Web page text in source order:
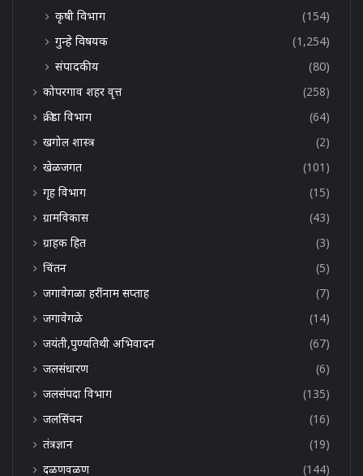
कृषी विभाग
(154)
गुन्हे विषयक
(1,254)
संपादकीय
(80)
कोपरगाव शहर वृत्त
(258)
क्रीडा विभाग
(64)
खगोल शास्त्र
(2)
खेळजगत
(101)
गृह विभाग
(15)
ग्रामविकास
(43)
ग्राहक हित
(3)
चिंतन
(5)
जगावेगळा हरींनाम सप्ताह
(7)
जगावेगळे
(14)
जयंती,पुण्यतिथी अभिवादन
(67)
जलसंधारण
(6)
जलसंपदा विभाग
(135)
जलसिंचन
(16)
तंत्रज्ञान
(19)
दळणवळण
(144)